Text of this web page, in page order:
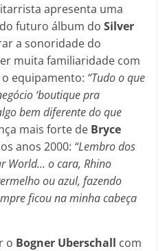
apresenta uma
futuro álbum doSilver
a sonoridade do
muita familiaridade com
equipamento: “Tudo o que
‘boutique pra
bem diferente do que
mais forte de Bryce
anos 2000: “Lembro dos
World… o cara, Rhino
ou azul, fazendo
ficou na minha cabeça
o Bogner Uberschall com